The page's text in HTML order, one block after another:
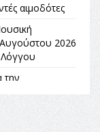
αιμοδότες
Αυγούστου 2026
την
απέναντι